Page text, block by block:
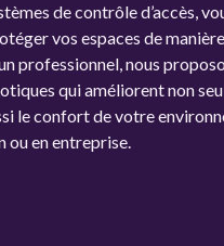
de contrôle d’accès,
vos espaces de
professionnel, nous
qui améliorent non
le confort de votre
ou en entreprise.